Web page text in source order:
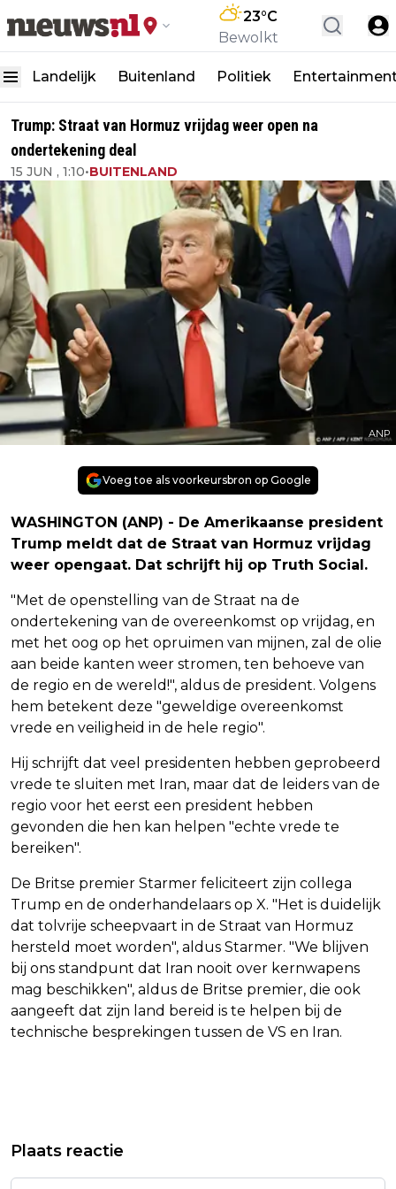
23°C
Bewolkt
Landelijk Buitenland Politiek
Trump: Straat van Hormuz vrijdag weer open na
ondertekening deal
15 JUN , 1:10•BUITENLAND
ANP
Voeg toe als voorkeursbron op Google
WASHINGTON (ANP) - De Amerikaanse president
Trump meldt dat de Straat van Hormuz vrijdag
weer opengaat. Dat schrijft hij op Truth Social.
"Met de openstelling van de Straat na de
ondertekening van de overeenkomst op vrijdag, en
met het oog op het opruimen van mijnen, zal de olie
aan beide kanten weer stromen, ten behoeve van
de regio en de wereld!", aldus de president. Volgens
hem betekent deze "geweldige overeenkomst
vrede en veiligheid in de hele regio".
Hij schrijft dat veel presidenten hebben geprobeerd
vrede te sluiten met Iran, maar dat de leiders van de
regio voor het eerst een president hebben
gevonden die hen kan helpen "echte vrede te
bereiken".
De Britse premier Starmer feliciteert zijn collega
Trump en de onderhandelaars op X. "Het is duidelijk
dat tolvrije scheepvaart in de Straat van Hormuz
hersteld moet worden", aldus Starmer. "We blijven
bij ons standpunt dat Iran nooit over kernwapens
mag beschikken", aldus de Britse premier, die ook
aangeeft dat zijn land bereid is te helpen bij de
technische besprekingen tussen de VS en Iran.
NIET DAT ER VERTROUWEN IS IN
BONDSCOACH KOEMAN KAN LEVEN
MET GELIJKSPEL VAN ORANJE TEGEN
Plaats reactie